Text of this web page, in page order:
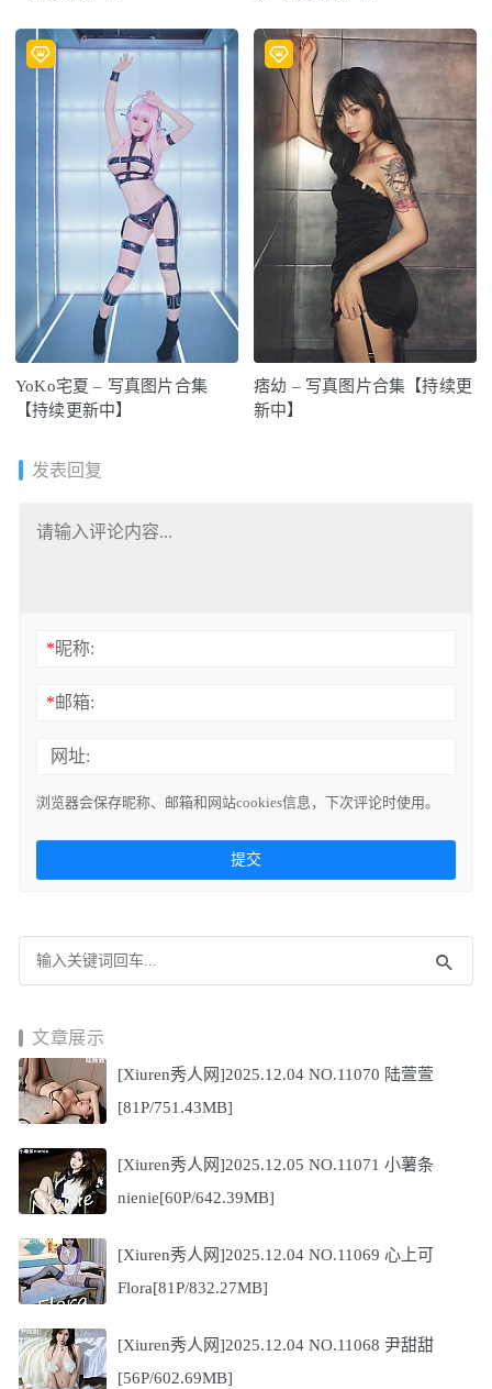
YoKo宅夏 – 写真图片合集
【持续更新中】
痞幼 – 写真图片合集【持续更
新中】
发表回复
*昵称:
*邮箱:
网址:
浏览器会保存昵称、邮箱和网站cookies信息，下次评论时使用。
文章展示
[Xiuren秀人网]2025.12.04 NO.11070 陆萱萱
[81P/751.43MB]
[Xiuren秀人网]2025.12.05 NO.11071 小薯条
nienie[60P/642.39MB]
[Xiuren秀人网]2025.12.04 NO.11069 心上可
Flora[81P/832.27MB]
[Xiuren秀人网]2025.12.04 NO.11068 尹甜甜
[56P/602.69MB]